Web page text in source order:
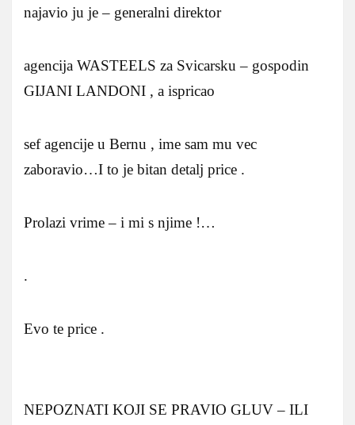
najavio ju je – generalni direktor
agencija WASTEELS za Svicarsku – gospodin
GIJANI LANDONI , a ispricao
sef agencije u Bernu , ime sam mu vec
zaboravio…I to je bitan detalj price .
Prolazi vrime – i mi s njime !…
.
Evo te price .
NEPOZNATI KOJI SE PRAVIO GLUV – ILI